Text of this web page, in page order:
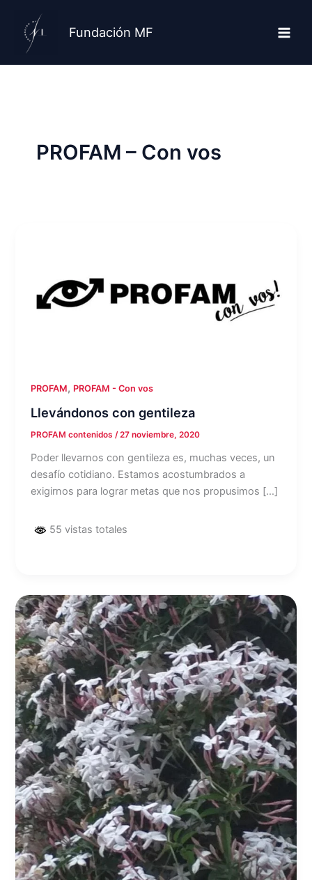
contenido
Fundación MF
PROFAM – Con vos
PROFAM, PROFAM - Con vos
Llevándonos con gentileza
PROFAM contenidos/27 noviembre, 2020
Poder llevarnos con gentileza es, muchas veces, un
desafío cotidiano. Estamos acostumbrados a
exigirnos para lograr metas que nos propusimos […]
55 vistas totales